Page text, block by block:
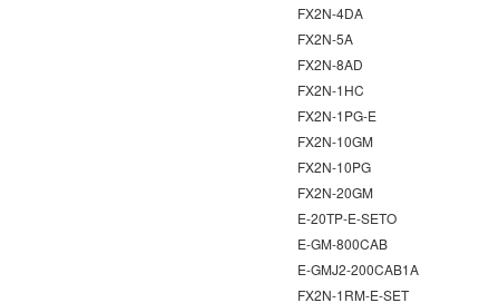
FX2N-4DA
FX2N-5A
FX2N-8AD
FX2N-1HC
FX2N-1PG-E
FX2N-10GM
FX2N-10PG
FX2N-20GM
E-20TP-E-SETO
E-GM-800CAB
E-GMJ2-200CAB1A
FX2N-1RM-E-SET